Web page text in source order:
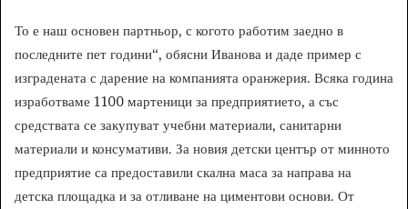
То е наш основен партньор, с когото работим заедно в
последните пет години“, обясни Иванова и даде пример с
изградената с дарение на компанията оранжерия. Всяка година
изработваме 1100 мартеници за предприятието, а със
средствата се закупуват учебни материали, санитарни
материали и консумативи. За новия детски център от минното
предприятие са предоставили скална маса за направа на
детска площадка и за отливане на циментови основи. От